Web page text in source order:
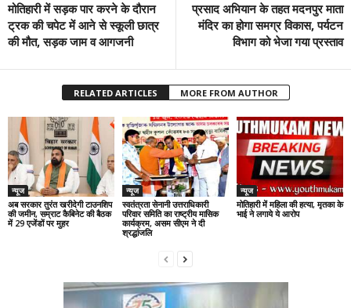
मोतिहारी में सड़क पार करने के दौरान
ट्रक की चपेट में आने से स्कूली छात्र
की मौत, सड़क जाम व आगजनी
प्रसाद अभियान के तहत मदनपुर माता
मंदिर का होगा समग्र विकास, पर्यटन
विभाग को भेजा गया प्रस्ताव
RELATED ARTICLES MORE FROM AUTHOR
न्यूज
अब सरकार तुरंत खरीदेगी टाउनशिप
की जमीन, सम्राट कैबिनेट की बैठक
में 29 एजेंडों पर मुहर
न्यूज
स्वतंत्रता सेनानी उत्तराधिकारी
परिवार समिति का राष्ट्रीय मासिक
कार्यक्रम, असम सीएम ने दी
श्रद्धांजलि
न्यूज
मोतिहारी में महिला की हत्या, मृतका के
भाई ने लगाये ये आरोप